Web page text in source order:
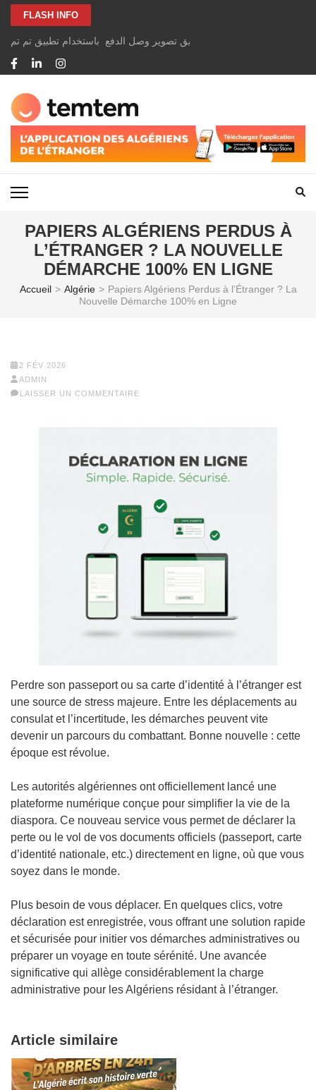
Aller
au
contenu
(Pressez
Entrée)
FLASH INFO
بك بسهولة ومجانًا عن طريق تصوير وصل الدفع باستخدام تطبيق تم تم
TEMTEM NEWS
PAPIERS ALGÉRIENS PERDUS À
L’ÉTRANGER ? LA NOUVELLE
DÉMARCHE 100% EN LIGNE
Accueil > Algérie > Papiers Algériens Perdus à l’Étranger ? La
Nouvelle Démarche 100% en Ligne
2 FÉV 2026
ADMIN
LAISSER UN COMMENTAIRE
Perdre son passeport ou sa carte d’identité à l’étranger est
une source de stress majeure. Entre les déplacements au
consulat et l’incertitude, les démarches peuvent vite
devenir un parcours du combattant. Bonne nouvelle : cette
époque est révolue.
Les autorités algériennes ont officiellement lancé une
plateforme numérique conçue pour simplifier la vie de la
diaspora. Ce nouveau service vous permet de déclarer la
perte ou le vol de vos documents officiels (passeport, carte
d’identité nationale, etc.) directement en ligne, où que vous
soyez dans le monde.
Plus besoin de vous déplacer. En quelques clics, votre
déclaration est enregistrée, vous offrant une solution rapide
et sécurisée pour initier vos démarches administratives ou
préparer un voyage en toute sérénité. Une avancée
significative qui allège considérablement la charge
administrative pour les Algériens résidant à l’étranger.
Article similaire